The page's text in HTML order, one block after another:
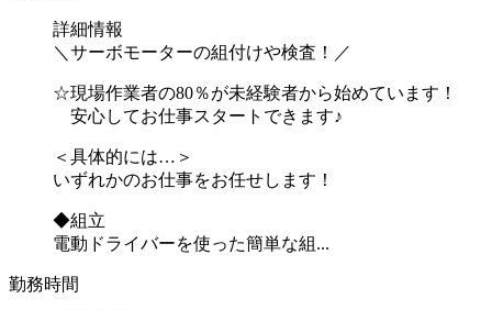
詳細情報
＼サーボモーターの組付けや検査！／
☆現場作業者の80％が未経験者から始めています！
安心してお仕事スタートできます♪
＜具体的には…＞
いずれかのお仕事をお任せします！
◆組立
電動ドライバーを使った簡単な組...
勤務時間